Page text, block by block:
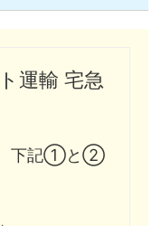
運輸 宅急
下記①と②